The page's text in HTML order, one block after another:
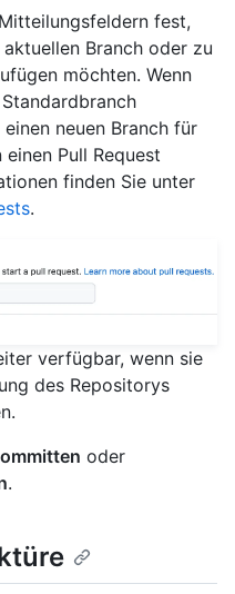
fest,
Branch oder zu
möchten. Wenn
neuen Branch für
Pull Request
finden Sie unter
.
verfügbar, wenn sie
des Repositorys
oder
.